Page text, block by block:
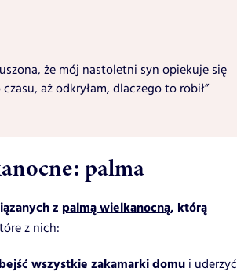
że mój nastoletni syn opiekuje się
aż odkryłam, dlaczego to robił”
palma
z palmą wielkanocną, którą
z nich:
wszystkie zakamarki domu i uderzyć